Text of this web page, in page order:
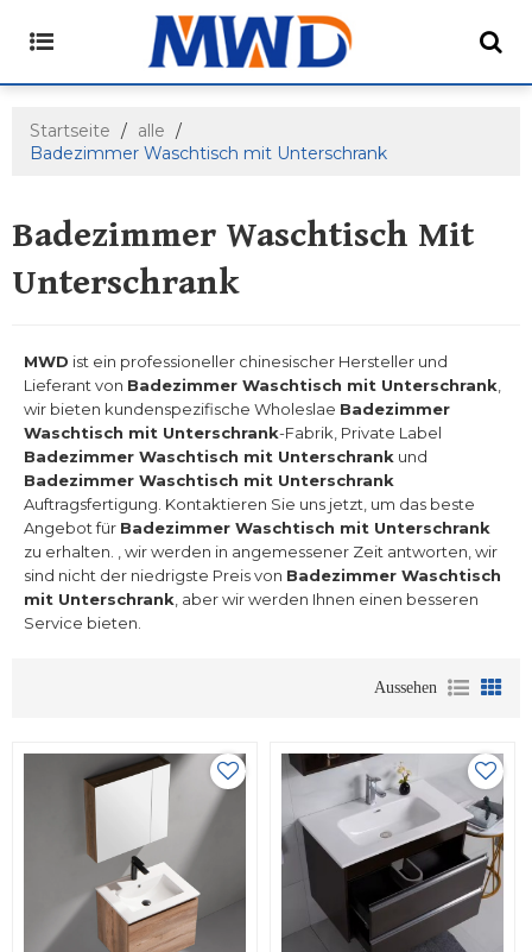
Startseite / alle /
Badezimmer Waschtisch mit Unterschrank
Badezimmer Waschtisch Mit
Unterschrank
MWD ist ein professioneller chinesischer Hersteller und
Lieferant von Badezimmer Waschtisch mit Unterschrank
wir bieten kundenspezifische Wholeslae Badezimmer
Waschtisch mit Unterschrank-Fabrik, Private Label
Badezimmer Waschtisch mit Unterschrank und
Badezimmer Waschtisch mit Unterschrank
Auftragsfertigung. Kontaktieren Sie uns jetzt, um das beste
Angebot für Badezimmer Waschtisch mit Unterschrank
zu erhalten. , wir werden in angemessener Zeit antworten, wir
sind nicht der niedrigste Preis von Badezimmer Waschtisch
mit Unterschrank , aber wir werden Ihnen einen besseren
Service bieten.
Aussehen